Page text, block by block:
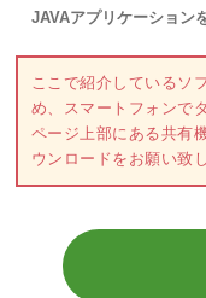
JAVAアプリケーション
ここで紹介しているソ
め、スマートフォンで
ページ上部にある共有
ウンロードをお願い致